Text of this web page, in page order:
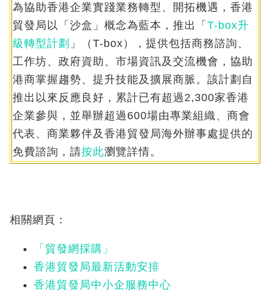
為協助香港企業實踐業務轉型、開拓機遇，香港
貿發局以「沙盒」概念為藍本，推出「 T-box升
級轉型計劃 」（T-box），提供包括商務諮詢、
工作坊、政府資助、市場資訊及交流機會，協助
港商掌握趨勢、提升技能及擴展商脈。該計劃自
推出以來反應良好，累計已有超過2,300家香港
企業參與，並舉辦超過600場由專業組織、商會
代表、商業夥伴及香港貿發局海外辦事處提供的
免費諮詢，請按此瀏覽詳情。
相關網頁：
「貿發網採購」
香港貿發局最新活動安排
香港貿發局中小企服務中心